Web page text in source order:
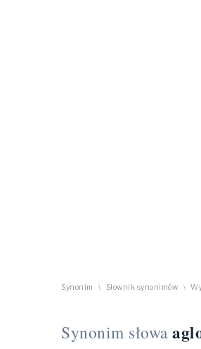
Synonim \ Słownik synonimów \
Synonim słowa